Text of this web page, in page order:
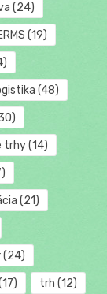
(24)
(19)
(48)
trhy(14)
(21)
(24)
trh (12)